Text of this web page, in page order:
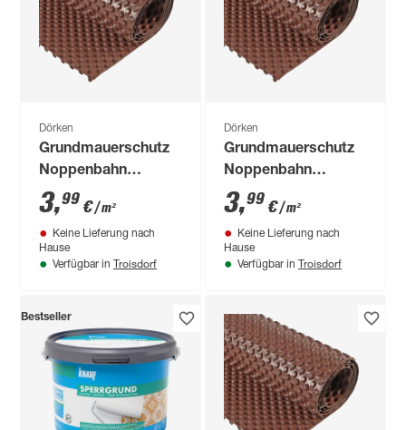
Dörken
Grundmauerschutz
Noppenbahn
'DELTA®-MS' 200 x
2000 cm
3,99 €/ m²
Keine Lieferung nach
Hause
Verfügbar in Troisdorf
Dörken
Grundmauerschutz
Noppenbahn
'DELTA®-MS' 100 x
2000 cm
3,99 €/ m²
Keine Lieferung nach
Hause
Verfügbar in Troisdorf
Bestseller